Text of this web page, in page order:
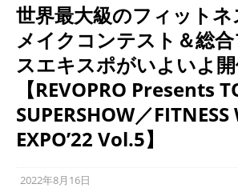
世界最大級のフィットネ
メイクコンテスト＆総
スエキスポがいよいよ
【REVOPRO Presents
SUPERSHOW／
EXPO’22 Vol.5】
2022年8月16日